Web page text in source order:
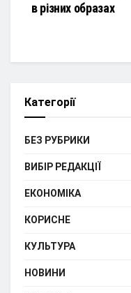
в різних образах
Категорії
БЕЗ РУБРИКИ
ВИБІР РЕДАКЦІЇ
ЕКОНОМІКА
КОРИСНЕ
КУЛЬТУРА
НОВИНИ